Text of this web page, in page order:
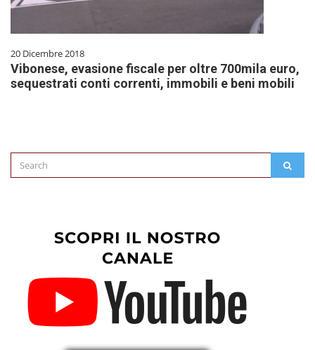
20 Dicembre 2018
Vibonese, evasione fiscale per oltre 700mila euro,
sequestrati conti correnti, immobili e beni mobili
Search
for: